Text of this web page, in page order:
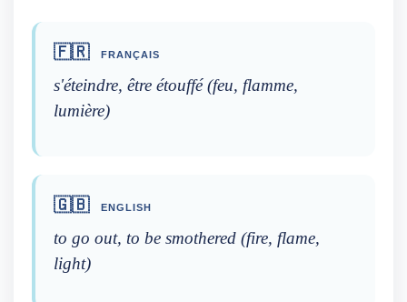
🇫🇷 FRANÇAIS
s'éteindre, être étouffé (feu, flamme,
lumière)
🇬🇧 ENGLISH
to go out, to be smothered (fire, flame,
light)